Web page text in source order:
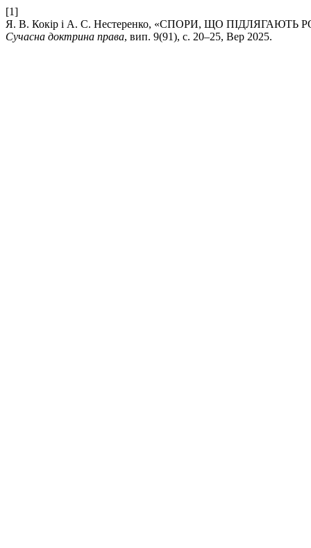
[1]
Я. В. Кокір і А. С. Нестеренко, «СПОРИ, ЩО
Сучасна доктрина права, вип. 9(91), с. 20–25, Вер 2025.